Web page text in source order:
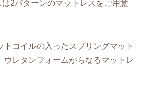
2パターンのマットレスをご用意
トコイルの入ったスプリングマット
ウレタンフォームからなるマットレ